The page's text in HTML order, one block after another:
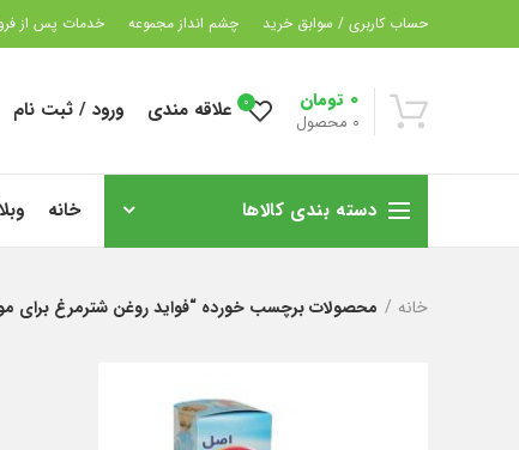
حساب کاربری / سوابق خرید چشم انداز مجموعه خدمات پس از
0 محصول
0 تومان 0 علاقه مندی ورود / ثبت نام
دسته بندی کالاها خانه
خانه محصولات برچسب خورده “فواید روغن شترمرغ برای